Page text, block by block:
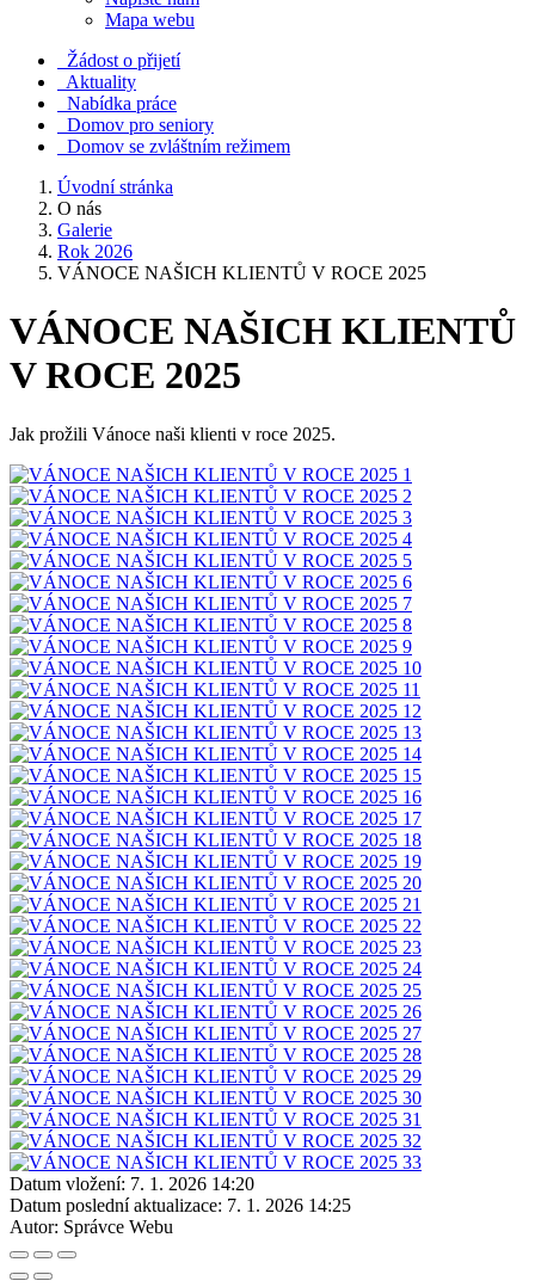
Mapa webu
Žádost o přijetí
Aktuality
Nabídka práce
Domov pro seniory
Domov se zvláštním režimem
Úvodní stránka
O nás
Galerie
Rok 2026
VÁNOCE NAŠICH KLIENTŮ V ROCE 2025
VÁNOCE NAŠICH KLIENTŮ
V ROCE 2025
Jak prožili Vánoce naši klienti v roce 2025.
Datum vložení: 7. 1. 2026 14:20
Datum poslední aktualizace: 7. 1. 2026 14:25
Autor: Správce Webu